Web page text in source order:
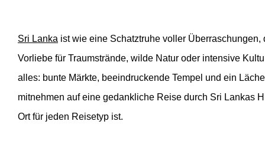
Sri Lanka ist wie eine Schatztruhe voller
Vorliebe für Traumstrände, wilde Natur oder intensive
alles: bunte Märkte, beeindruckende Tempel und ein
mitnehmen auf eine gedankliche Reise durch Sri Lankas
Ort für jeden Reisetyp ist.